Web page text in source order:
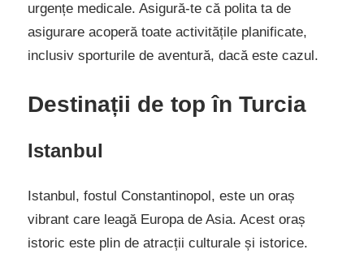
urgențe medicale. Asigură-te că polita ta de
asigurare acoperă toate activitățile planificate,
inclusiv sporturile de aventură, dacă este cazul.
Destinații de top în Turcia
Istanbul
Istanbul, fostul Constantinopol, este un oraș
vibrant care leagă Europa de Asia. Acest oraș
istoric este plin de atracții culturale și istorice.